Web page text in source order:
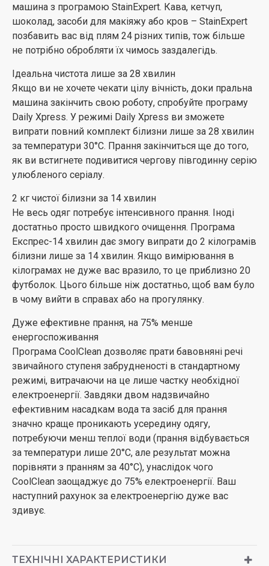
машина з програмою StainExpert. Кава, кетчуп,
шоколад, засоби для макіяжу або кров – StainExpert
позбавить вас від плям 24 різних типів, тож більше
не потрібно обробляти їх чимось заздалегідь.
Ідеальна чистота лише за 28 хвилин
Якщо ви не хочете чекати цілу вічність, доки пральна
машина закінчить свою роботу, спробуйте програму
Daily Xpress. У режимі Daily Xpress ви зможете
випрати повний комплект білизни лише за 28 хвилин
за температури 30°C. Прання закінчиться ще до того,
як ви встигнете подивитися чергову півгодинну серію
улюбленого серіалу.
2 кг чистої білизни за 14 хвилин
Не весь одяг потребує інтенсивного прання. Іноді
достатньо просто швидкого очищення. Програма
Експрес-14 хвилин дає змогу випрати до 2 кілограмів
білизни лише за 14 хвилин. Якщо вимірювання в
кілограмах не дуже вас вразило, то це приблизно 20
футболок. Цього більше ніж достатньо, щоб вам було
в чому вийти в справах або на прогулянку.
Дуже ефективне прання, на 75% менше
енергоспоживання
Програма CoolClean дозволяє прати бавовняні речі
звичайного ступеня забрудненості в стандартному
режимі, витрачаючи на це лише частку необхідної
електроенергії. Завдяки двом надзвичайно
ефективним насадкам вода та засіб для прання
значно краще проникають усередину одягу,
потребуючи менш теплої води (прання відбувається
за температури лише 20°C, але результат можна
порівняти з пранням за 40°C), унаслідок чого
CoolClean заощаджує до 75% електроенергії. Ваш
наступний рахунок за електроенергію дуже вас
здивує.
ТЕХНІЧНІ ХАРАКТЕРИСТИКИ